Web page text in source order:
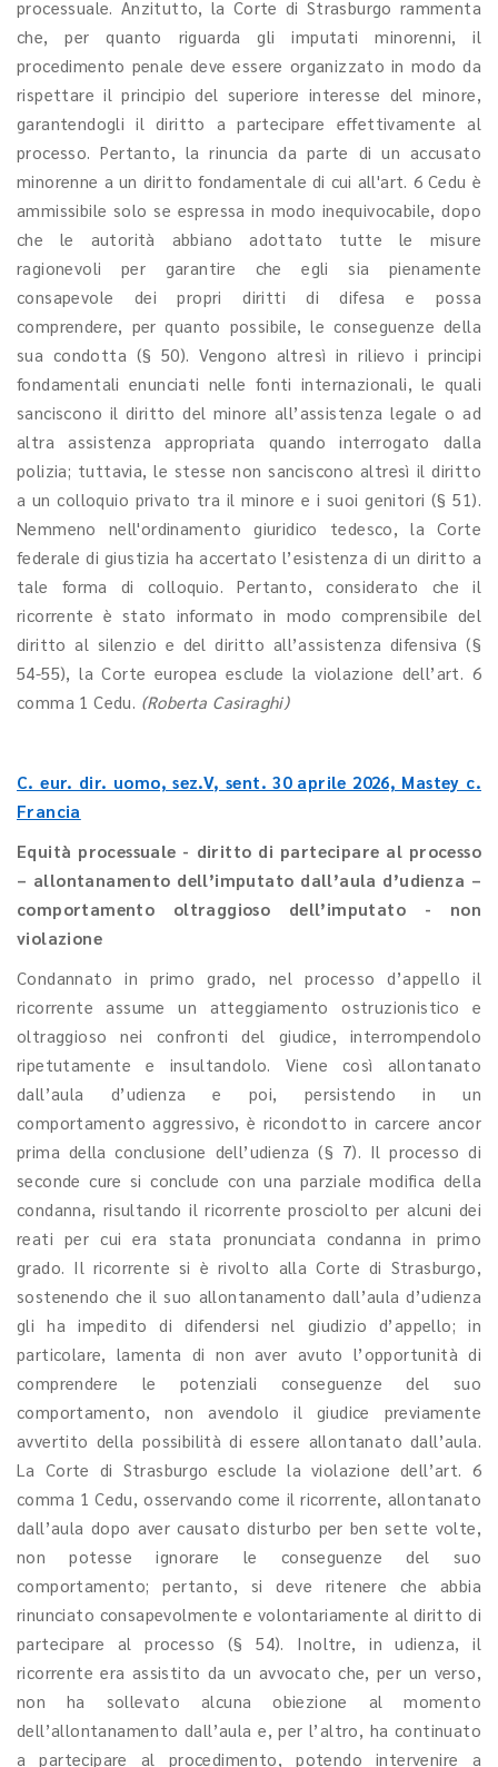
processuale. Anzitutto, la Corte di Strasburgo rammenta
che, per quanto riguarda gli imputati minorenni, il
procedimento penale deve essere organizzato in modo da
rispettare il principio del superiore interesse del minore,
garantendogli il diritto a partecipare effettivamente al
processo. Pertanto, la rinuncia da parte di un accusato
minorenne a un diritto fondamentale di cui all'art. 6 Cedu è
ammissibile solo se espressa in modo inequivocabile, dopo
che le autorità abbiano adottato tutte le misure
ragionevoli per garantire che egli sia pienamente
consapevole dei propri diritti di difesa e possa
comprendere, per quanto possibile, le conseguenze della
sua condotta (§ 50). Vengono altresì in rilievo i principi
fondamentali enunciati nelle fonti internazionali, le quali
sanciscono il diritto del minore all’assistenza legale o ad
altra assistenza appropriata quando interrogato dalla
polizia; tuttavia, le stesse non sanciscono altresì il diritto
a un colloquio privato tra il minore e i suoi genitori (§ 51).
Nemmeno nell'ordinamento giuridico tedesco, la Corte
federale di giustizia ha accertato l’esistenza di un diritto a
tale forma di colloquio. Pertanto, considerato che il
ricorrente è stato informato in modo comprensibile del
diritto al silenzio e del diritto all’assistenza difensiva (§
54-55), la Corte europea esclude la violazione dell’art. 6
comma 1 Cedu. (Roberta Casiraghi)
C. eur. dir. uomo, sez.V, sent. 30 aprile 2026, Mastey c.
Francia
Equità processuale - diritto di partecipare al processo
– allontanamento dell’imputato dall’aula d’udienza –
comportamento oltraggioso dell’imputato - non
violazione
Condannato in primo grado, nel processo d’appello il
ricorrente assume un atteggiamento ostruzionistico e
oltraggioso nei confronti del giudice, interrompendolo
ripetutamente e insultandolo. Viene così allontanato
dall’aula d’udienza e poi, persistendo in un
comportamento aggressivo, è ricondotto in carcere ancor
prima della conclusione dell’udienza (§ 7). Il processo di
seconde cure si conclude con una parziale modifica della
condanna, risultando il ricorrente prosciolto per alcuni dei
reati per cui era stata pronunciata condanna in primo
grado. Il ricorrente si è rivolto alla Corte di Strasburgo,
sostenendo che il suo allontanamento dall’aula d’udienza
gli ha impedito di difendersi nel giudizio d’appello; in
particolare, lamenta di non aver avuto l’opportunità di
comprendere le potenziali conseguenze del suo
comportamento, non avendolo il giudice previamente
avvertito della possibilità di essere allontanato dall’aula.
La Corte di Strasburgo esclude la violazione dell’art. 6
comma 1 Cedu, osservando come il ricorrente, allontanato
dall’aula dopo aver causato disturbo per ben sette volte,
non potesse ignorare le conseguenze del suo
comportamento; pertanto, si deve ritenere che abbia
rinunciato consapevolmente e volontariamente al diritto di
partecipare al processo (§ 54). Inoltre, in udienza, il
ricorrente era assistito da un avvocato che, per un verso,
non ha sollevato alcuna obiezione al momento
dell’allontanamento dall’aula e, per l’altro, ha continuato
a partecipare al procedimento, potendo intervenire a